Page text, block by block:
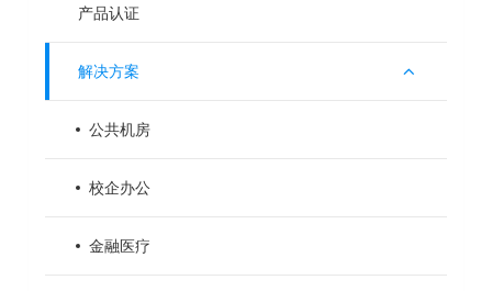
产品认证
解决方案
公共机房
校企办公
金融医疗